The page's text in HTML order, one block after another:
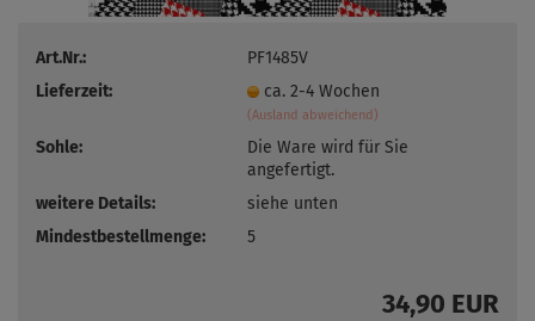
Art.Nr.:
PF1485V
Lieferzeit:
ca. 2-4 Wochen
(Ausland abweichend)
Sohle:
Die Ware wird für Sie
angefertigt.
weitere Details:
siehe unten
Mindestbestellmenge:
5
34,90 EUR